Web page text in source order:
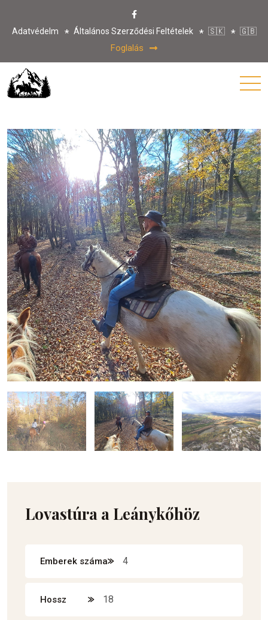
Adatvédelm Általános Szerződési Feltételek 🇸🇰 🇬🇧
Foglalás
Lovastúra a Leánykőhöz
Emberek száma 4
Hossz 18